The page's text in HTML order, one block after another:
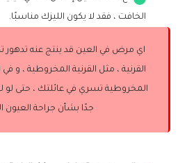
الخافت ، فقد لا يكون الليزك مناسبًا.
اي مرض في العين قد ينتج عنه تدهور
القرنية ، مثل القرنية المخروطية ، و في
المخروطية تسري في عائلتك ، حتى لو
جدًا بشأن جراحة العيون